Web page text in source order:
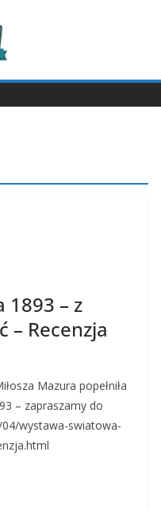
1893 – z
– Recenzja
Mazura popełniła
– zapraszamy do
wystawa-swiatowa-